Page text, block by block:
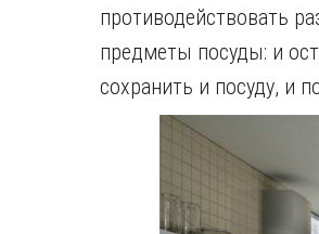
противодействовать
предметы посуды: и
сохранить и посуду, и